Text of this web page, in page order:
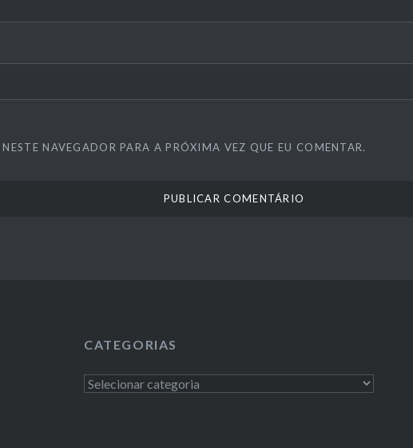
NAVEGADOR PARA A PRÓXIMA VEZ QUE EU COMENTAR.
CATEGORIAS
Categorias